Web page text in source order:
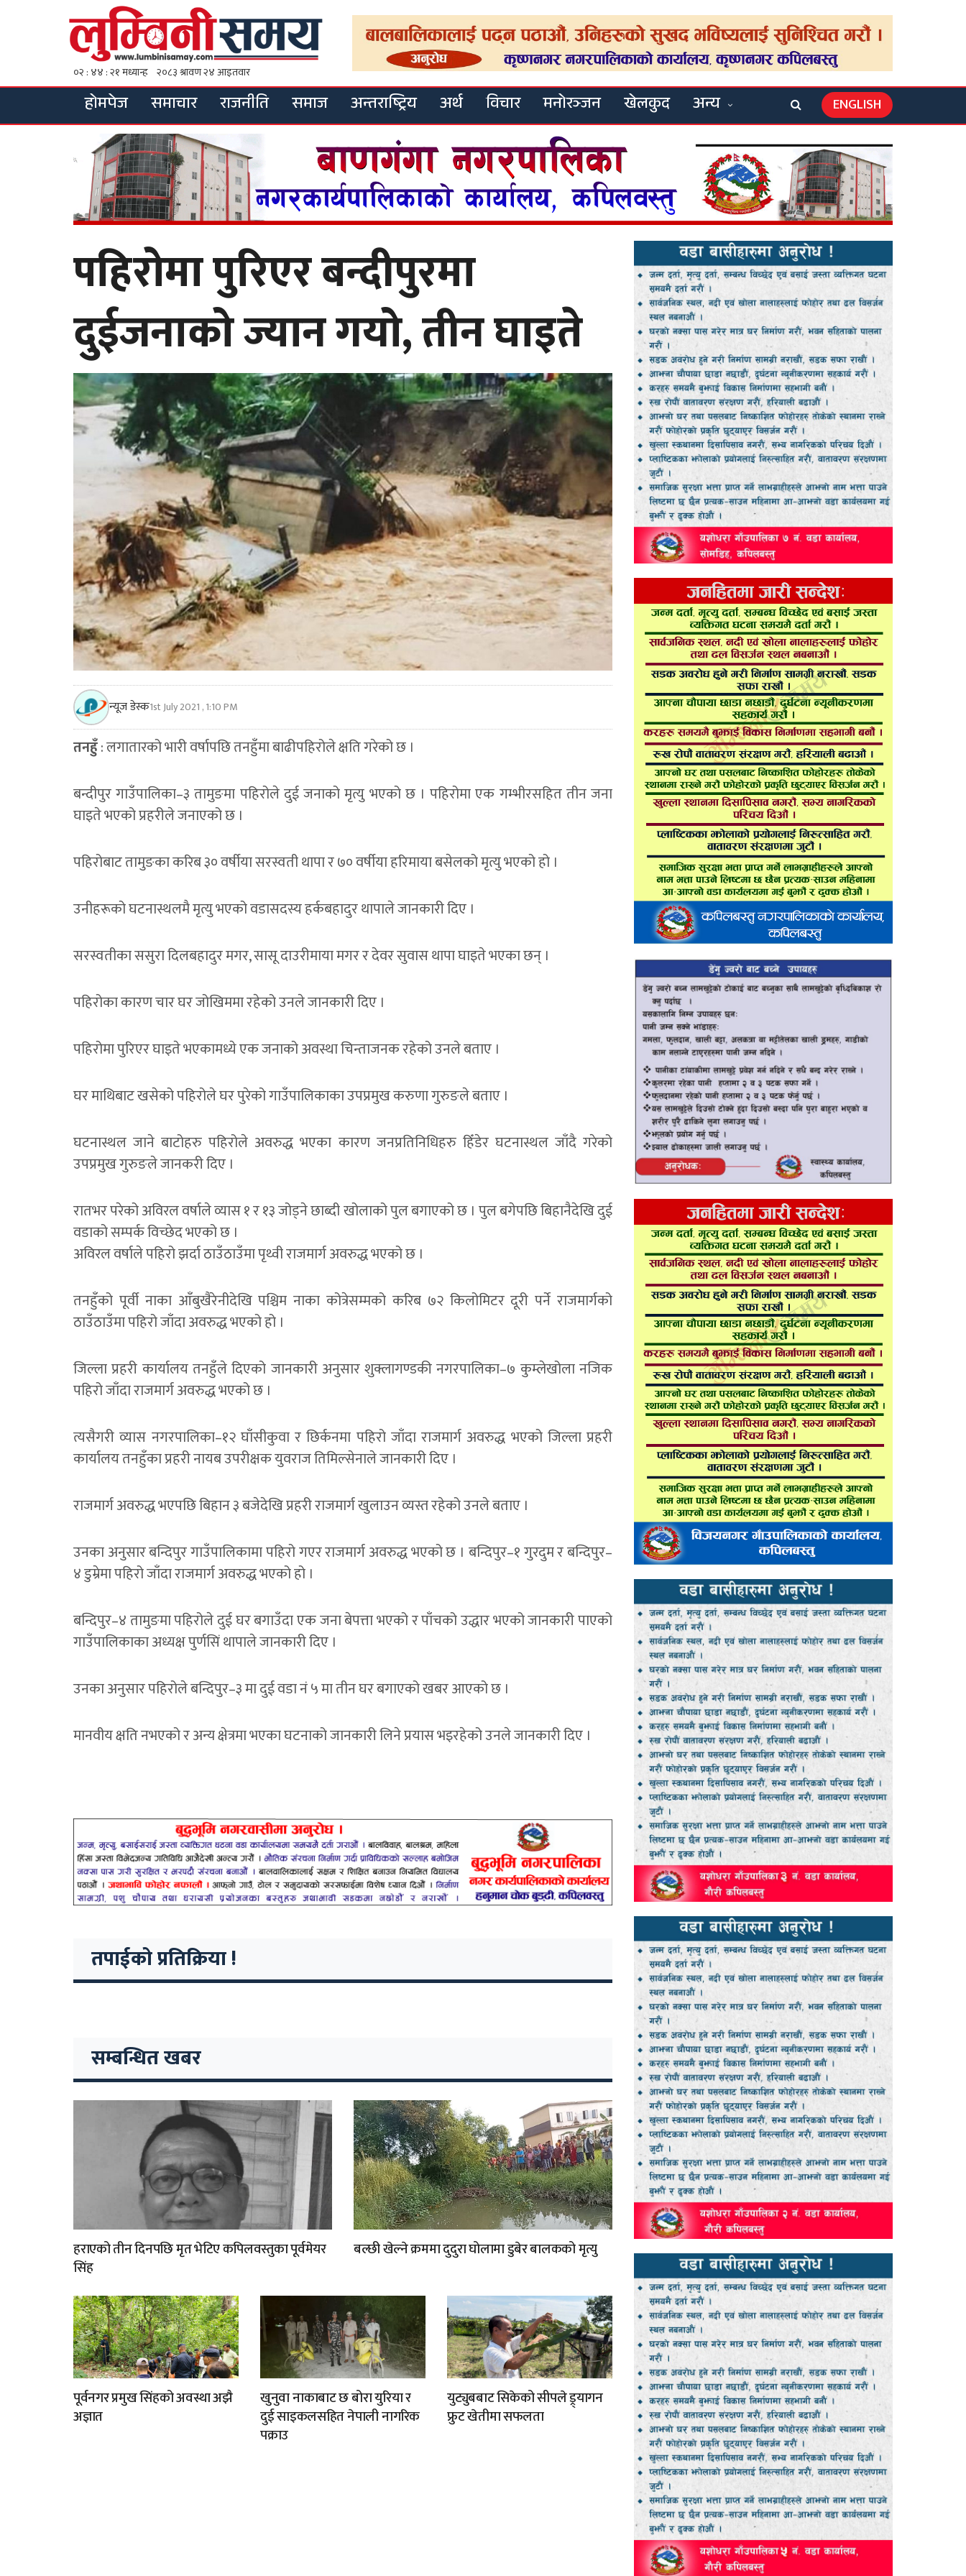
होमपेज समाचार राजनीति समाज अन्तराष्ट्रिय अर्थ विचार मनोरञ्जन खेलकुद अन्य ENGLISH
पहिरोमा पुरिएर बन्दीपुरमा
दुईजनाको ज्यान गयो, तीन घाइते
न्यूज डेस्क1st July 2021 , 1:10 PM
तनहुँ: लगातारको भारी वर्षापछि तनहुँमा बाढीपहिरोले क्षति गरेको छ ।
बन्दीपुर गाउँपालिका–३ तामुङमा पहिरोले दुई जनाको मृत्यु भएको छ । पहिरोमा एक गम्भीरसहित तीन जना
घाइते भएको प्रहरीले जनाएको छ ।
पहिरोबाट तामुङका करिब ३० वर्षीया सरस्वती थापा र ७० वर्षीया हरिमाया बसेलको मृत्यु भएको हो ।
उनीहरूको घटनास्थलमै मृत्यु भएको वडासदस्य हर्कबहादुर थापाले जानकारी दिए ।
सरस्वतीका ससुरा दिलबहादुर मगर, सासू दाउरीमाया मगर र देवर सुवास थापा घाइते भएका छन् ।
पहिरोका कारण चार घर जोखिममा रहेको उनले जानकारी दिए ।
पहिरोमा पुरिएर घाइते भएकामध्ये एक जनाको अवस्था चिन्ताजनक रहेको उनले बताए ।
घर माथिबाट खसेको पहिरोले घर पुरेको गाउँपालिकाका उपप्रमुख करुणा गुरुङले बताए ।
घटनास्थल जाने बाटोहरु पहिरोले अवरुद्ध भएका कारण जनप्रतिनिधिहरु हिँडेर घटनास्थल जाँदै गरेको
उपप्रमुख गुरुङले जानकरी दिए ।
रातभर परेको अविरल वर्षाले व्यास १ र १३ जोड्ने छाब्दी खोलाको पुल बगाएको छ । पुल बगेपछि बिहानैदेखि दुई
वडाको सम्पर्क विच्छेद भएको छ ।
अविरल वर्षाले पहिरो झर्दा ठाउँठाउँमा पृथ्वी राजमार्ग अवरुद्ध भएको छ ।
तनहुँको पूर्वी नाका आँबुखैरेनीदेखि पश्चिम नाका कोत्रेसम्मको करिब ७२ किलोमिटर दूरी पर्ने राजमार्गको
ठाउँठाउँमा पहिरो जाँदा अवरुद्ध भएको हो ।
जिल्ला प्रहरी कार्यालय तनहुँले दिएको जानकारी अनुसार शुक्लागण्डकी नगरपालिका–७ कुम्लेखोला नजिक
पहिरो जाँदा राजमार्ग अवरुद्ध भएको छ ।
त्यसैगरी व्यास नगरपालिका–१२ घाँसीकुवा र छिर्कनमा पहिरो जाँदा राजमार्ग अवरुद्ध भएको जिल्ला प्रहरी
कार्यालय तनहुँका प्रहरी नायब उपरीक्षक युवराज तिमिल्सेनाले जानकारी दिए ।
राजमार्ग अवरुद्ध भएपछि बिहान ३ बजेदेखि प्रहरी राजमार्ग खुलाउन व्यस्त रहेको उनले बताए ।
उनका अनुसार बन्दिपुर गाउँपालिकामा पहिरो गएर राजमार्ग अवरुद्ध भएको छ । बन्दिपुर–१ गुरदुम र बन्दिपुर–
४ डुम्रेमा पहिरो जाँदा राजमार्ग अवरुद्ध भएको हो ।
बन्दिपुर–४ तामुङमा पहिरोले दुई घर बगाउँदा एक जना बेपत्ता भएको र पाँचको उद्धार भएको जानकारी पाएको
गाउँपालिकाका अध्यक्ष पुर्णसिं थापाले जानकारी दिए ।
उनका अनुसार पहिरोले बन्दिपुर–३ मा दुई वडा नं ५ मा तीन घर बगाएको खबर आएको छ ।
मानवीय क्षति नभएको र अन्य क्षेत्रमा भएका घटनाको जानकारी लिने प्रयास भइरहेको उनले जानकारी दिए ।
तपाईको प्रतिक्रिया !
सम्बन्धित खबर
हराएको तीन दिनपछि मृत भेटिए कपिलवस्तुका पूर्वमेयर
सिंह
बल्छी खेल्ने क्रममा दुदुरा घोलामा डुबेर बालकको मृत्यु
पूर्वनगर प्रमुख सिंहको अवस्था अझै
अज्ञात
खुनुवा नाकाबाट छ बोरा युरिया र
दुई साइकलसहित नेपाली नागरिक
पक्राउ
युट्युबबाट सिकेको सीपले ड्र्यागन
फ्रुट खेतीमा सफलता